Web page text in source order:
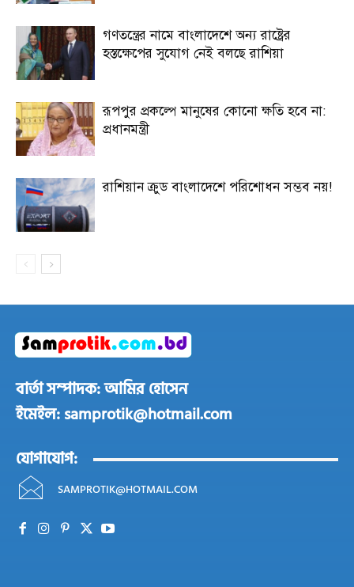
গণতন্ত্রের নামে বাংলাদেশে অন্য রাষ্ট্রের
হস্তক্ষেপের সুযোগ নেই বলছে রাশিয়া
রূপপুর প্রকল্পে মানুষের কোনো ক্ষতি হবে না:
প্রধানমন্ত্রী
রাশিয়ান ক্রুড বাংলাদেশে পরিশোধন সম্ভব নয়!
বার্তা সম্পাদক: আমির হোসেন
ইমেইল: samprotik@hotmail.com
যোগাযোগ:
SAMPROTIK@HOTMAIL.COM